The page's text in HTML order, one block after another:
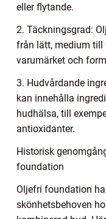
eller flytande.
2. Täckningsgrad:
från lätt, medium till
varumärket och
3. Hudvårdande
kan innehålla
hudhälsa, till
antioxidanter.
Historisk
foundation
Oljefri foundation
skönhetsbehoven